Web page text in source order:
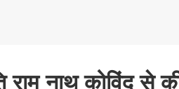
राम नाथ कोविंद से